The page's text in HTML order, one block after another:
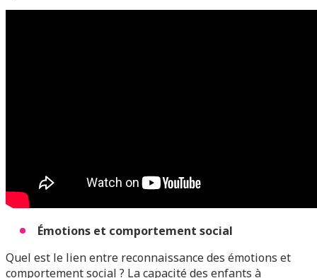
Émotions et comportement social
Quel est le lien entre reconnaissance des émotions et
comportement social ? La capacité des enfants à